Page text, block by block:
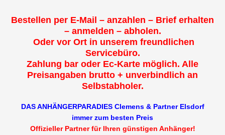
Bestellen per E-Mail – anzahlen – Brief erhalten
– anmelden – abholen.
Oder vor Ort in unserem freundlichen
Servicebüro.
Zahlung bar oder Ec-Karte möglich. Alle
Preisangaben brutto + unverbindlich an
Selbstabholer.
DAS ANHÄNGERPARADIES Clemens & Partner Elsdorf
immer zum besten Preis
Offizieller Partner für Ihren günstigen Anhänger!